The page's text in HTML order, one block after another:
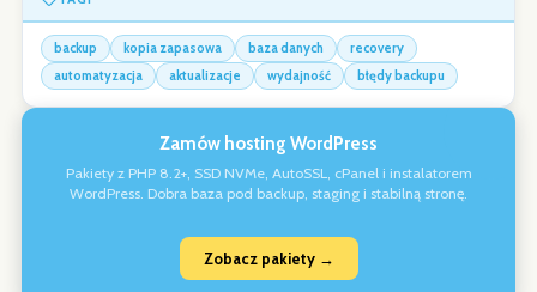
backup kopia zapasowa baza danych
recovery
automatyzacja
aktualizacje wydajność błędy backupu
Zamów hosting WordPress
Pakiety z PHP 8.2+, SSD NVMe, AutoSSL, cPanel i instalatorem
WordPress. Dobra baza pod backup, staging i stabilną stronę.
Zobacz pakiety →